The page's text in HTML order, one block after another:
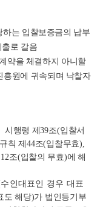
하는 입찰보증금의 납부
로 갈음
약을 체결하지 아니할
흥원에 귀속되며 낙찰자
시행령 제39조(입찰서
칙 제 44조(입찰무효),
12조(입찰의 무효)에 해
수인대표인 경우 대표
도 해당)가 법인등기부